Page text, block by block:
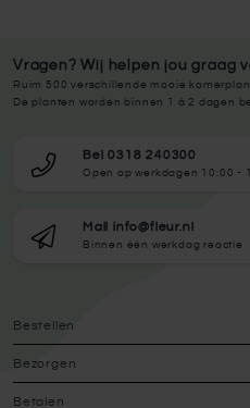
Vragen? Wij helpen jou graag
Ruim 500 verschillende mooie
De planten worden binnen 1 à 2 dagen
Bel 0318 240300
Open op werkdagen 10:00 -
Mail info@fleur.nl
Binnen één werkdag reactie
Bestellen
Bezorgen
Betalen